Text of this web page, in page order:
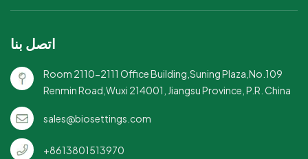
اتصل بنا
Room 2110-2111 Office Building,Suning Plaza,No.109
Renmin Road,Wuxi 214001, Jiangsu Province, P.R. China
sales@biosettings.com
+8613801513970